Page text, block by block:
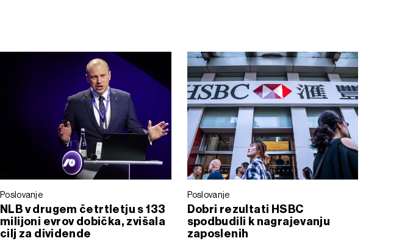
Poslovanje
NLB v drugem četrtletju s 133
milijoni evrov dobička, zvišala
cilj za dividende
Poslovanje
Dobri rezultati HSBC
spodbudili k nagrajevanju
zaposlenih